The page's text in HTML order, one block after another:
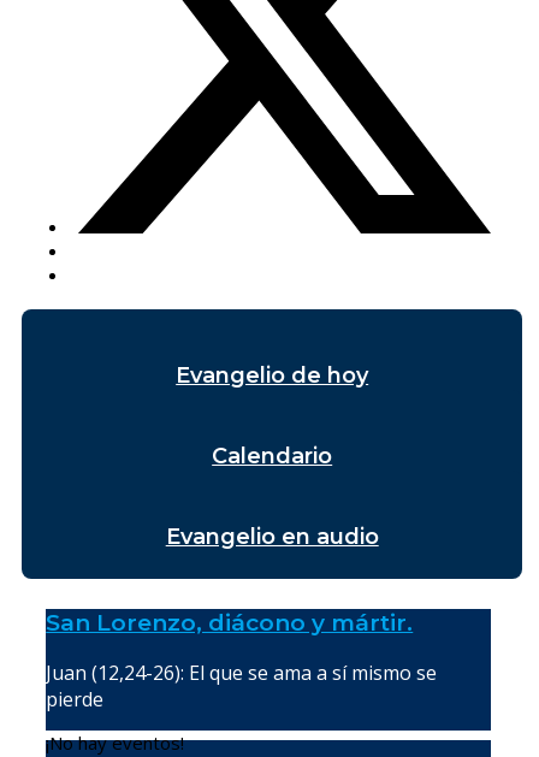
Evangelio de hoy
Calendario
Evangelio en audio
San Lorenzo, diácono y mártir.
Juan (12,24-26): El que se ama a sí mismo se
pierde
¡No hay eventos!